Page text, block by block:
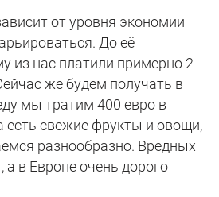
от уровня экономии
До её
из нас платили примерно 2
же будем получать в
мы тратим 400 евро в
есть свежие фрукты и овощи,
разнообразно. Вредных
а в Европе очень дорого